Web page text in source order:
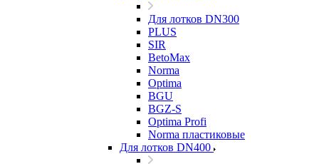
Для лотков DN300
PLUS
SIR
BetoMax
Norma
Optima
BGU
BGZ-S
Optima Profi
Norma пластиковые
Для лотков DN400